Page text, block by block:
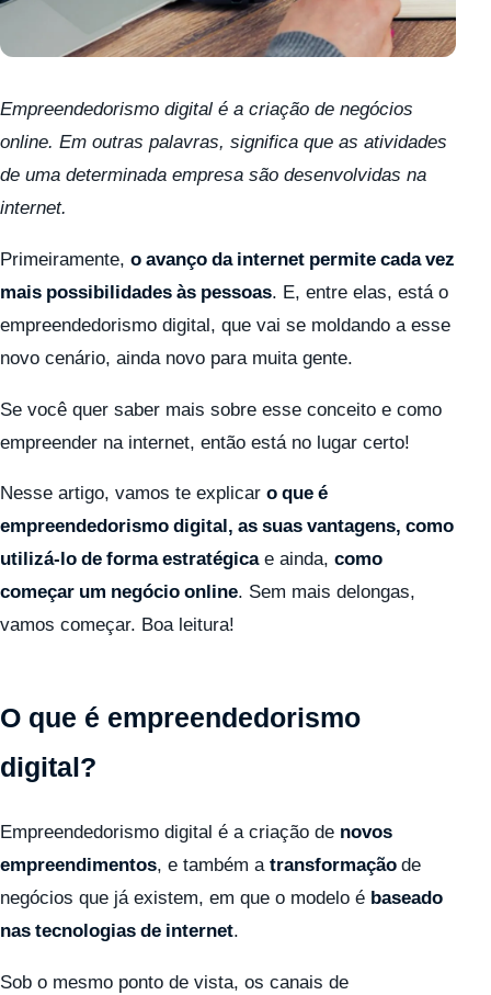
Empreendedorismo digital é a criação de negócios
online. Em outras palavras, significa que as atividades
de uma determinada empresa são desenvolvidas na
internet.
Primeiramente, o avanço da internet permite cada vez
mais possibilidades às pessoas. E, entre elas, está o
empreendedorismo digital, que vai se moldando a esse
novo cenário, ainda novo para muita gente.
Se você quer saber mais sobre esse conceito e como
empreender na internet, então está no lugar certo!
Nesse artigo, vamos te explicar o que é
empreendedorismo digital, as suas vantagens, como
utilizá-lo de forma estratégicae ainda, como
começar um negócio online. Sem mais delongas,
vamos começar. Boa leitura!
O que é empreendedorismo
digital?
Empreendedorismo digital é a criação de novos
empreendimentos, e também a transformação de
negócios que já existem, em que o modelo é baseado
nas tecnologias de internet.
Sob o mesmo ponto de vista, os canais de